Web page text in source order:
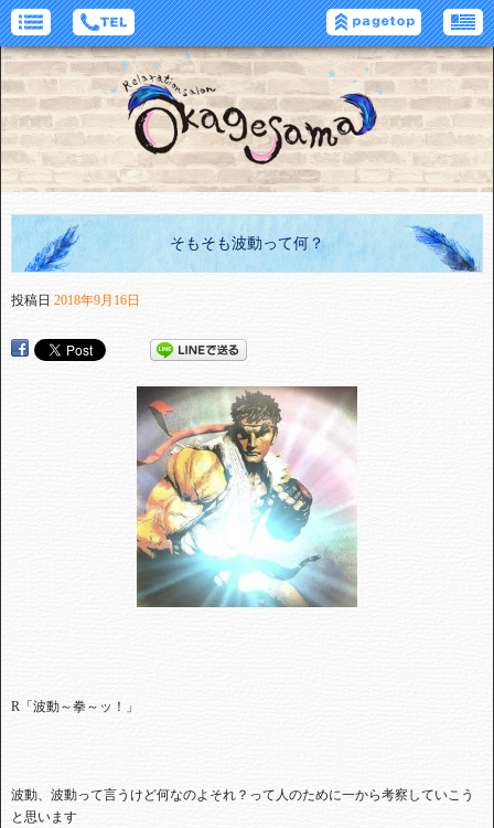
そもそも波動って何？
投稿日 2018年9月16日
R 「波動～拳～ッ！」
波動、波動って言うけど何なのよそれ？って人のために一から考察していこう
と思います